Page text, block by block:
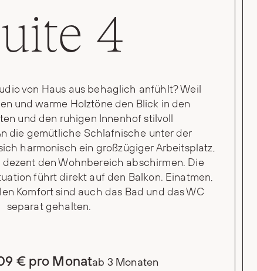
4
von Haus aus behaglich anfühlt? Weil
und warme Holztöne den Blick in den
und den ruhigen Innenhof stilvoll
die gemütliche Schlafnische unter der
harmonisch ein großzügiger Arbeitsplatz,
den Wohnbereich abschirmen. Die
führt direkt auf den Balkon. Einatmen,
Komfort sind auch das Bad und das WC
separat gehalten.
€ pro Monatab 3 Monaten